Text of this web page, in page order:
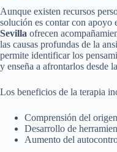
Aunque existen recursos
solución es contar con apoyo
Sevilla ofrecen
las causas profundas de la
permite identificar los
y enseña a afrontarlos desde
Los beneficios de la terapia
Comprensión del
Desarrollo de
Aumento del